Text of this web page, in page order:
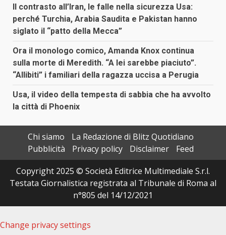
Il contrasto all’Iran, le falle nella sicurezza Usa:
perché Turchia, Arabia Saudita e Pakistan hanno
siglato il “patto della Mecca”
Ora il monologo comico, Amanda Knox continua
sulla morte di Meredith. “A lei sarebbe piaciuto”.
“Allibiti” i familiari della ragazza uccisa a Perugia
Usa, il video della tempesta di sabbia che ha avvolto
la città di Phoenix
Chi siamo
La Redazione di Blitz Quotidiano
Pubblicità
Privacy policy Disclaimer
Feed
Copyright 2025 © Società Editrice Multimediale S.r.l.
Testata Giornalistica registrata al Tribunale di Roma al
n°805 del 14/12/2021
Change privacy settings